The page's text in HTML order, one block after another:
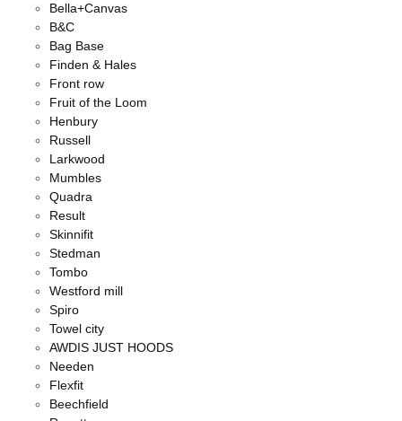
Bella+Canvas
B&C
Bag Base
Finden & Hales
Front row
Fruit of the Loom
Henbury
Russell
Larkwood
Mumbles
Quadra
Result
Skinnifit
Stedman
Tombo
Westford mill
Spiro
Towel city
AWDIS JUST HOODS
Needen
Flexfit
Beechfield